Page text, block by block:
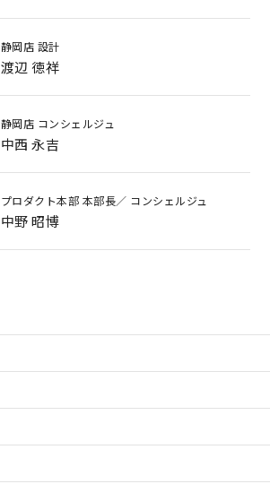
静岡店 設計
渡辺 徳祥
静岡店 コンシェルジュ
中西 永吉
プロダクト本部 本部長／ コンシェルジュ
中野 昭博